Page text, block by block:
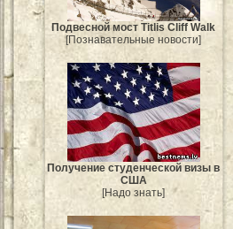
Подвесной мост Titlis Cliff Walk
[Познавательные новости]
Получение студенческой визы в
США
[Надо знать]